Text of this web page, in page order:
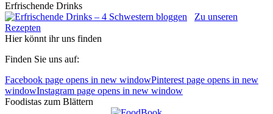
Erfrischende Drinks
Zu unseren
Rezepten
Hier könnt ihr uns finden
Finden Sie uns auf:
Facebook page opens in new windowPinterest page opens in new
windowInstagram page opens in new window
Foodistas zum Blättern